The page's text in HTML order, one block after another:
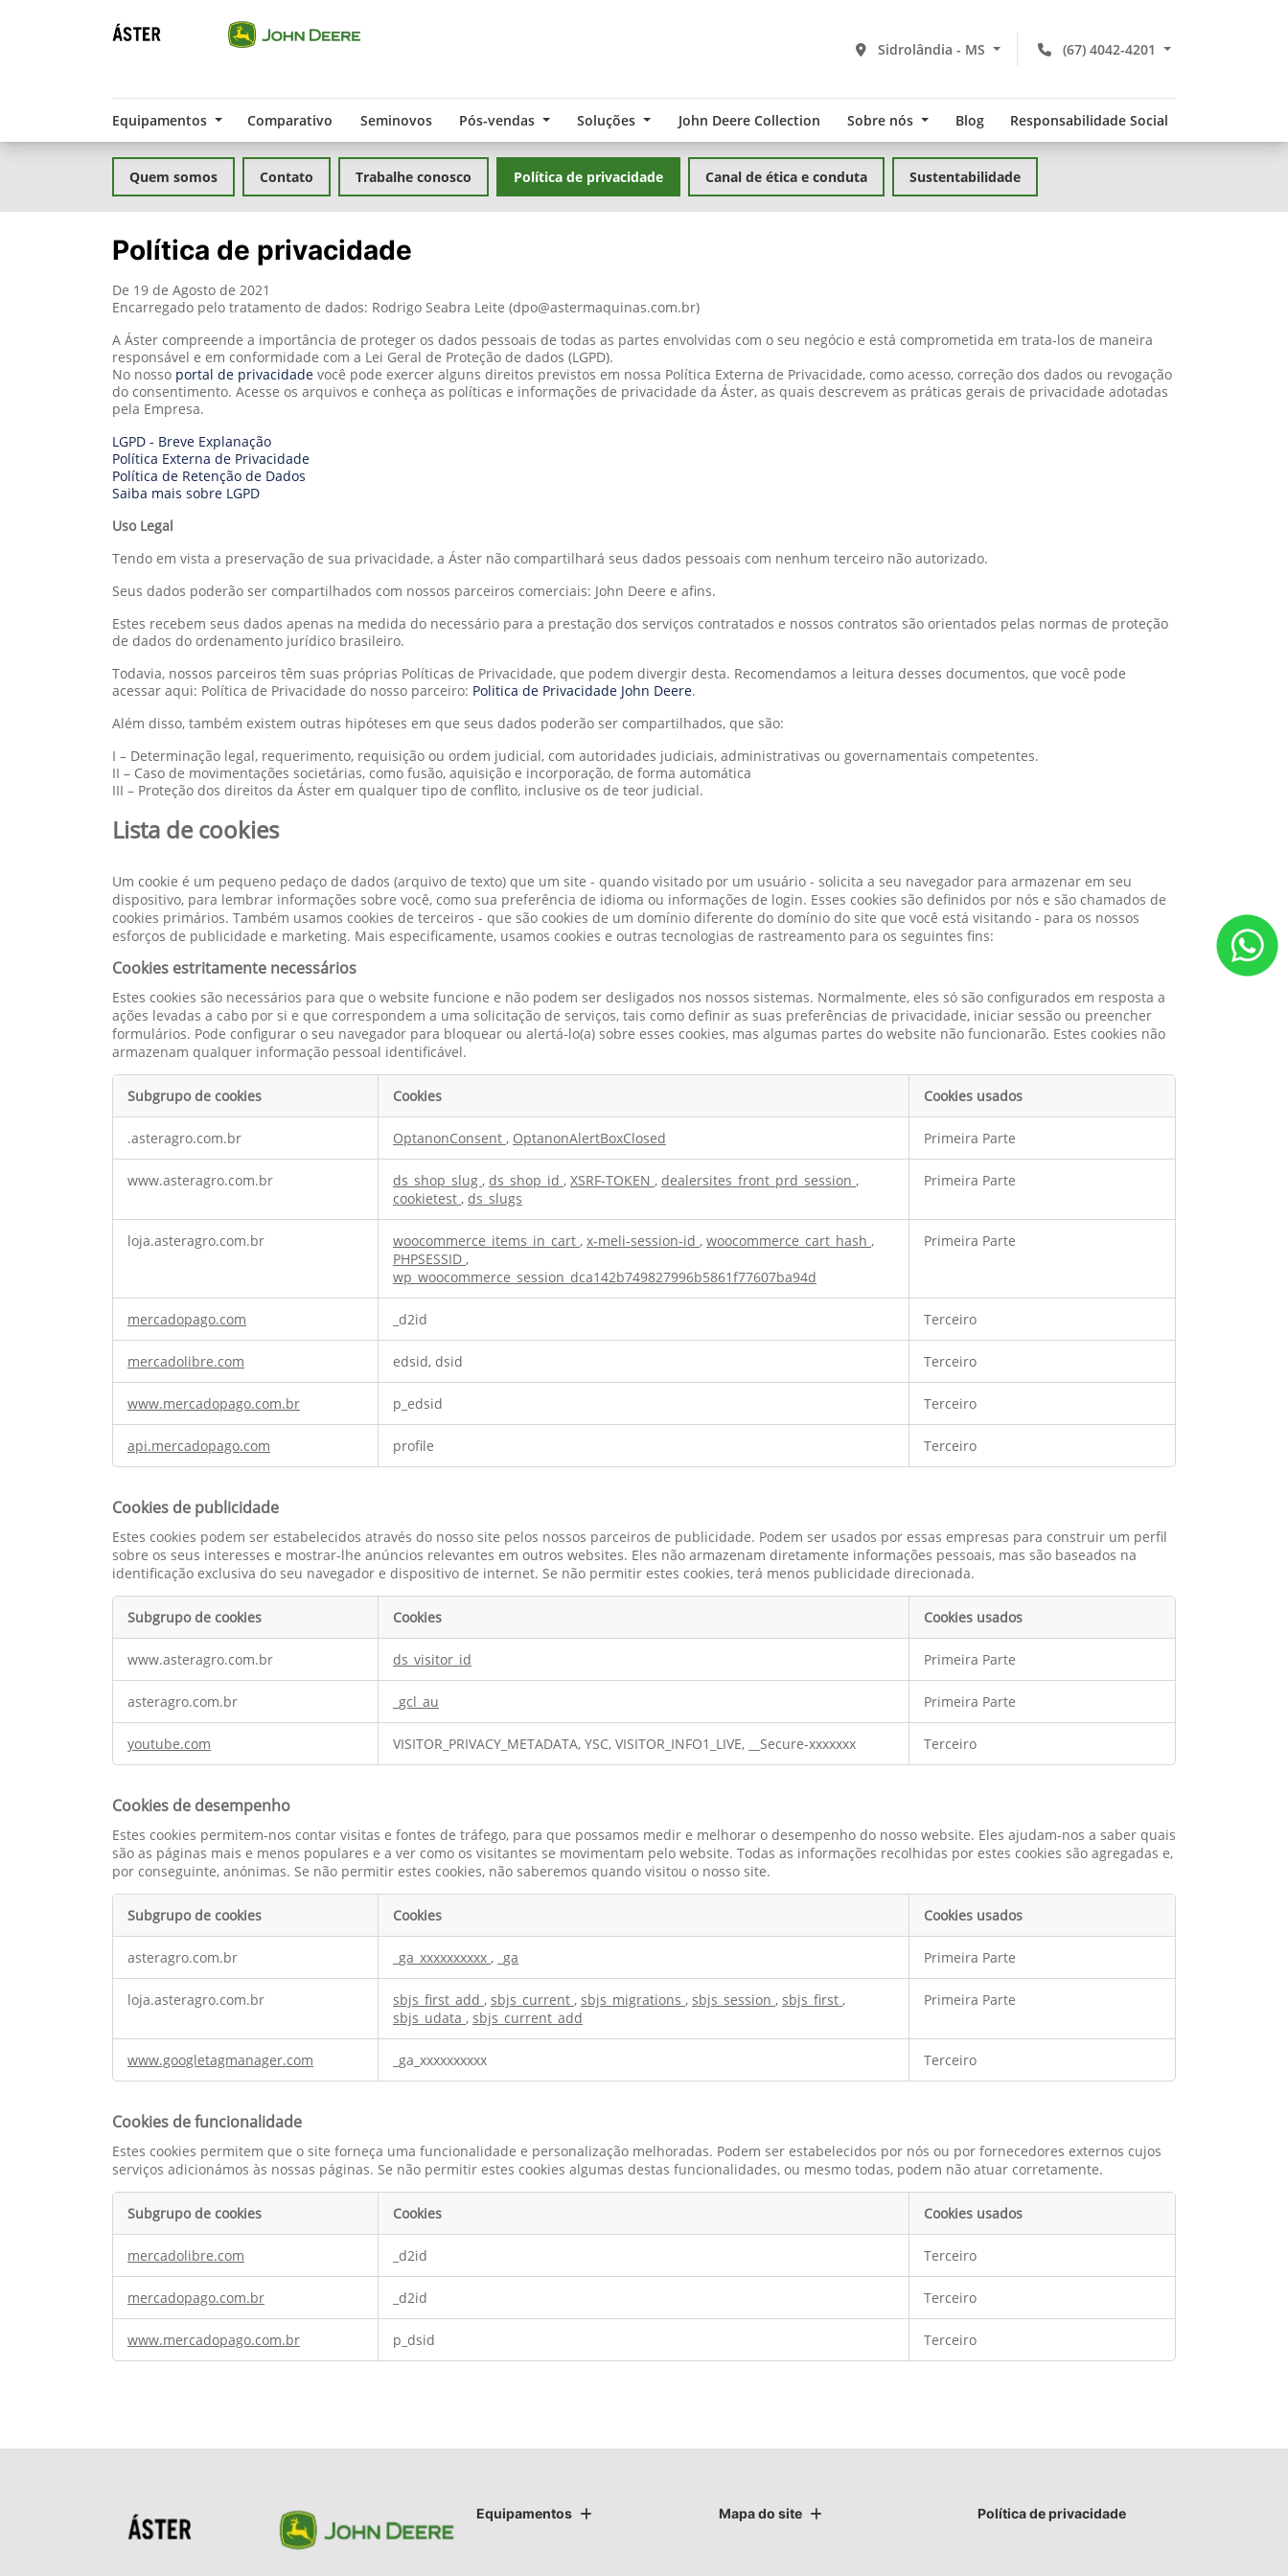
(67) 4042-4201
Sidrolândia - MS
Equipamentos Comparativo Seminovos Pós-vendas Soluções John Deere Collection Sobre nós Blog Responsabilidade Social
Quem somos Contato Trabalhe conosco Política de privacidade Canal de ética e conduta Sustentabilidade
Política de privacidade
De 19 de Agosto de 2021
Encarregado pelo tratamento de dados: Rodrigo Seabra Leite (dpo@astermaquinas.com.br)
A Áster compreende a importância de proteger os dados pessoais de todas as partes envolvidas com o seu negócio e está comprometida em trata-los de maneira
responsável e em conformidade com a Lei Geral de Proteção de dados (LGPD).
No nosso portal de privacidade você pode exercer alguns direitos previstos em nossa Política Externa de Privacidade, como acesso, correção dos dados ou revogação
do consentimento. Acesse os arquivos e conheça as políticas e informações de privacidade da Áster, as quais descrevem as práticas gerais de privacidade adotadas
pela Empresa.
LGPD - Breve Explanação
Política Externa de Privacidade
Política de Retenção de Dados
Saiba mais sobre LGPD
Uso Legal
Tendo em vista a preservação de sua privacidade, a Áster não compartilhará seus dados pessoais com nenhum terceiro não autorizado.
Seus dados poderão ser compartilhados com nossos parceiros comerciais: John Deere e afins.
Estes recebem seus dados apenas na medida do necessário para a prestação dos serviços contratados e nossos contratos são orientados pelas normas de proteção
de dados do ordenamento jurídico brasileiro.
Todavia, nossos parceiros têm suas próprias Políticas de Privacidade, que podem divergir desta. Recomendamos a leitura desses documentos, que você pode
acessar aqui: Política de Privacidade do nosso parceiro: Politica de Privacidade John Deere.
Além disso, também existem outras hipóteses em que seus dados poderão ser compartilhados, que são:
I – Determinação legal, requerimento, requisição ou ordem judicial, com autoridades judiciais, administrativas ou governamentais competentes.
II – Caso de movimentações societárias, como fusão, aquisição e incorporação, de forma automática
III – Proteção dos direitos da Áster em qualquer tipo de conflito, inclusive os de teor judicial.
Lista de cookies
Um cookie é um pequeno pedaço de dados (arquivo de texto) que um site - quando visitado por um usuário - solicita a seu navegador para armazenar em seu
dispositivo, para lembrar informações sobre você, como sua preferência de idioma ou informações de login. Esses cookies são definidos por nós e são chamados de
cookies primários. Também usamos cookies de terceiros - que são cookies de um domínio diferente do domínio do site que você está visitando - para os nossos
esforços de publicidade e marketing. Mais especificamente, usamos cookies e outras tecnologias de rastreamento para os seguintes fins:
Cookies estritamente necessários
Estes cookies são necessários para que o website funcione e não podem ser desligados nos nossos sistemas. Normalmente, eles só são configurados em resposta a
ações levadas a cabo por si e que correspondem a uma solicitação de serviços, tais como definir as suas preferências de privacidade, iniciar sessão ou preencher
formulários. Pode configurar o seu navegador para bloquear ou alertá-lo(a) sobre esses cookies, mas algumas partes do website não funcionarão. Estes cookies não
armazenam qualquer informação pessoal identificável.
estritamente
Subgrupo de cookies Cookies Cookies usados
.asteragro.com.br OptanonConsent , OptanonAlertBoxClosed Primeira Parte
www.asteragro.com.br ds_shop_slug , ds_shop_id , XSRF-TOKEN , dealersites_front_prd_session ,
cookietest , ds_slugs
Primeira Parte
loja.asteragro.com.br woocommerce_items_in_cart , x-meli-session-id , woocommerce_cart_hash ,
PHPSESSID ,
wp_woocommerce_session_dca142b749827996b5861f77607ba94d
Primeira Parte
mercadopago.com _d2id Terceiro
mercadolibre.com edsid, dsid Terceiro
www.mercadopago.com.br p_edsid Terceiro
api.mercadopago.com profile Terceiro
Cookies de publicidade
Estes cookies podem ser estabelecidos através do nosso site pelos nossos parceiros de publicidade. Podem ser usados por essas empresas para construir um perfil
sobre os seus interesses e mostrar-lhe anúncios relevantes em outros websites. Eles não armazenam diretamente informações pessoais, mas são baseados na
identificação exclusiva do seu navegador e dispositivo de internet. Se não permitir estes cookies, terá menos publicidade direcionada.
de
Subgrupo de cookies Cookies Cookies usados
www.asteragro.com.br ds_visitor_id Primeira Parte
asteragro.com.br _gcl_au Primeira Parte
youtube.com VISITOR_PRIVACY_METADATA, YSC, VISITOR_INFO1_LIVE, __Secure-xxxxxxx Terceiro
Cookies de desempenho
Estes cookies permitem-nos contar visitas e fontes de tráfego, para que possamos medir e melhorar o desempenho do nosso website. Eles ajudam-nos a saber quais
são as páginas mais e menos populares e a ver como os visitantes se movimentam pelo website. Todas as informações recolhidas por estes cookies são agregadas e,
por conseguinte, anónimas. Se não permitir estes cookies, não saberemos quando visitou o nosso site.
de
Subgrupo de cookies Cookies Cookies usados
asteragro.com.br _ga_xxxxxxxxxx , _ga Primeira Parte
loja.asteragro.com.br sbjs_first_add , sbjs_current , sbjs_migrations , sbjs_session , sbjs_first ,
sbjs_udata , sbjs_current_add
Primeira Parte
www.googletagmanager.com _ga_xxxxxxxxxx Terceiro
Cookies de funcionalidade
Estes cookies permitem que o site forneça uma funcionalidade e personalização melhoradas. Podem ser estabelecidos por nós ou por fornecedores externos cujos
serviços adicionámos às nossas páginas. Se não permitir estes cookies algumas destas funcionalidades, ou mesmo todas, podem não atuar corretamente.
de
Subgrupo de cookies Cookies Cookies usados
mercadolibre.com _d2id Terceiro
mercadopago.com.br _d2id Terceiro
www.mercadopago.com.br p_dsid Terceiro
Equipamentos Mapa do site Política de privacidade